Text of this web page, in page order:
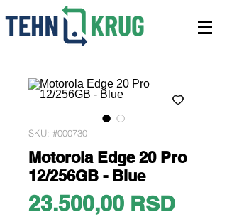
SKU: #000730
Motorola Edge 20 Pro
12/256GB - Blue
23.500,00 RSDPrice